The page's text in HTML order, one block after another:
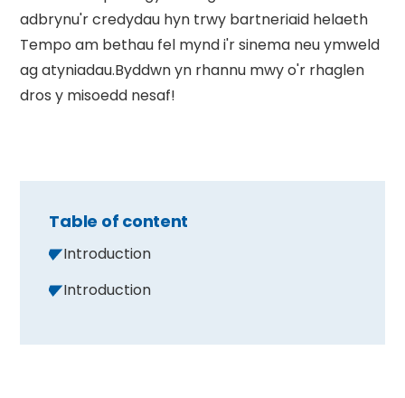
adbrynu'r credydau hyn trwy bartneriaid helaeth
Tempo am bethau fel mynd i'r sinema neu ymweld
ag atyniadau.Byddwn yn rhannu mwy o'r rhaglen
dros y misoedd nesaf!
Table of content
Introduction
Introduction